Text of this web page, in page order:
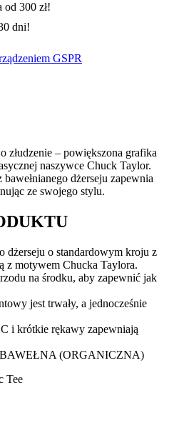
od 300 zł!
dni!
GSPR
złudzenie – powiększona grafika
naszywce Chuck Taylor.
dżerseju zapewnia
ze swojego stylu.
dżerseju o standardowym kroju z
z motywem Chucka Taylora.
na środku, aby zapewnić jak
jest trwały, a jednocześnie
i krótkie rękawy zapewniają
(ORGANICZNA)
Tee